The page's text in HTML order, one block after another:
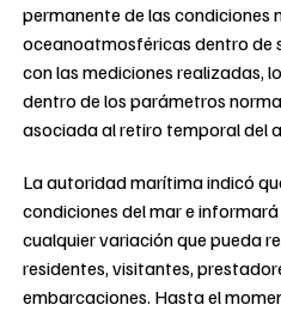
permanente de las condiciones
oceanoatmosféricas dentro de
con las mediciones realizadas,
dentro de los parámetros
asociada al retiro temporal del
La autoridad marítima indicó
condiciones del mar e
cualquier variación que pueda
residentes, visitantes,
embarcaciones. Hasta el